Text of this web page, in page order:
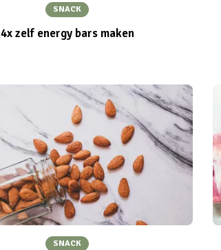
SNACK
4x zelf energy bars maken
SNACK